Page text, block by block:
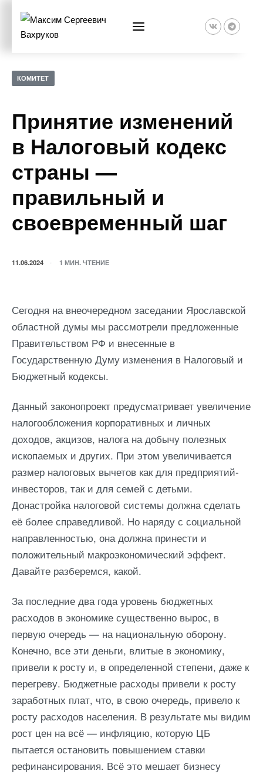
КОМИТЕТ
Принятие изменений
в Налоговый кодекс
страны —
правильный и
своевременный шаг
11.06.2024 1 МИН. ЧТЕНИЕ
Сегодня на внеочередном заседании Ярославской
областной думы мы рассмотрели предложенные
Правительством РФ и внесенные в
Государственную Думу изменения в Налоговый и
Бюджетный кодексы.
Данный законопроект предусматривает увеличение
налогообложения корпоративных и личных
доходов, акцизов, налога на добычу полезных
ископаемых и других. При этом увеличивается
размер налоговых вычетов как для предприятий-
инвесторов, так и для семей с детьми.
Донастройка налоговой системы должна сделать
её более справедливой. Но наряду с социальной
направленностью, она должна принести и
положительный макроэкономический эффект.
Давайте разберемся, какой.
За последние два года уровень бюджетных
расходов в экономике существенно вырос, в
первую очередь — на национальную оборону.
Конечно, все эти деньги, влитые в экономику,
привели к росту и, в определенной степени, даже к
перегреву. Бюджетные расходы привели к росту
заработных плат, что, в свою очередь, привело к
росту расходов населения. В результате мы видим
рост цен на всё — инфляцию, которую ЦБ
пытается остановить повышением ставки
рефинансирования. Всё это мешает бизнесу